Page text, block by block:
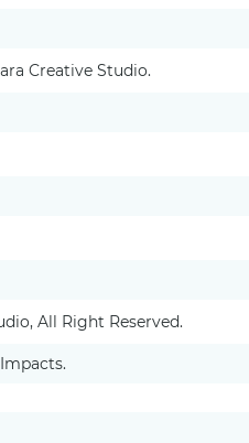
Creative Studio.
All Right Reserved.